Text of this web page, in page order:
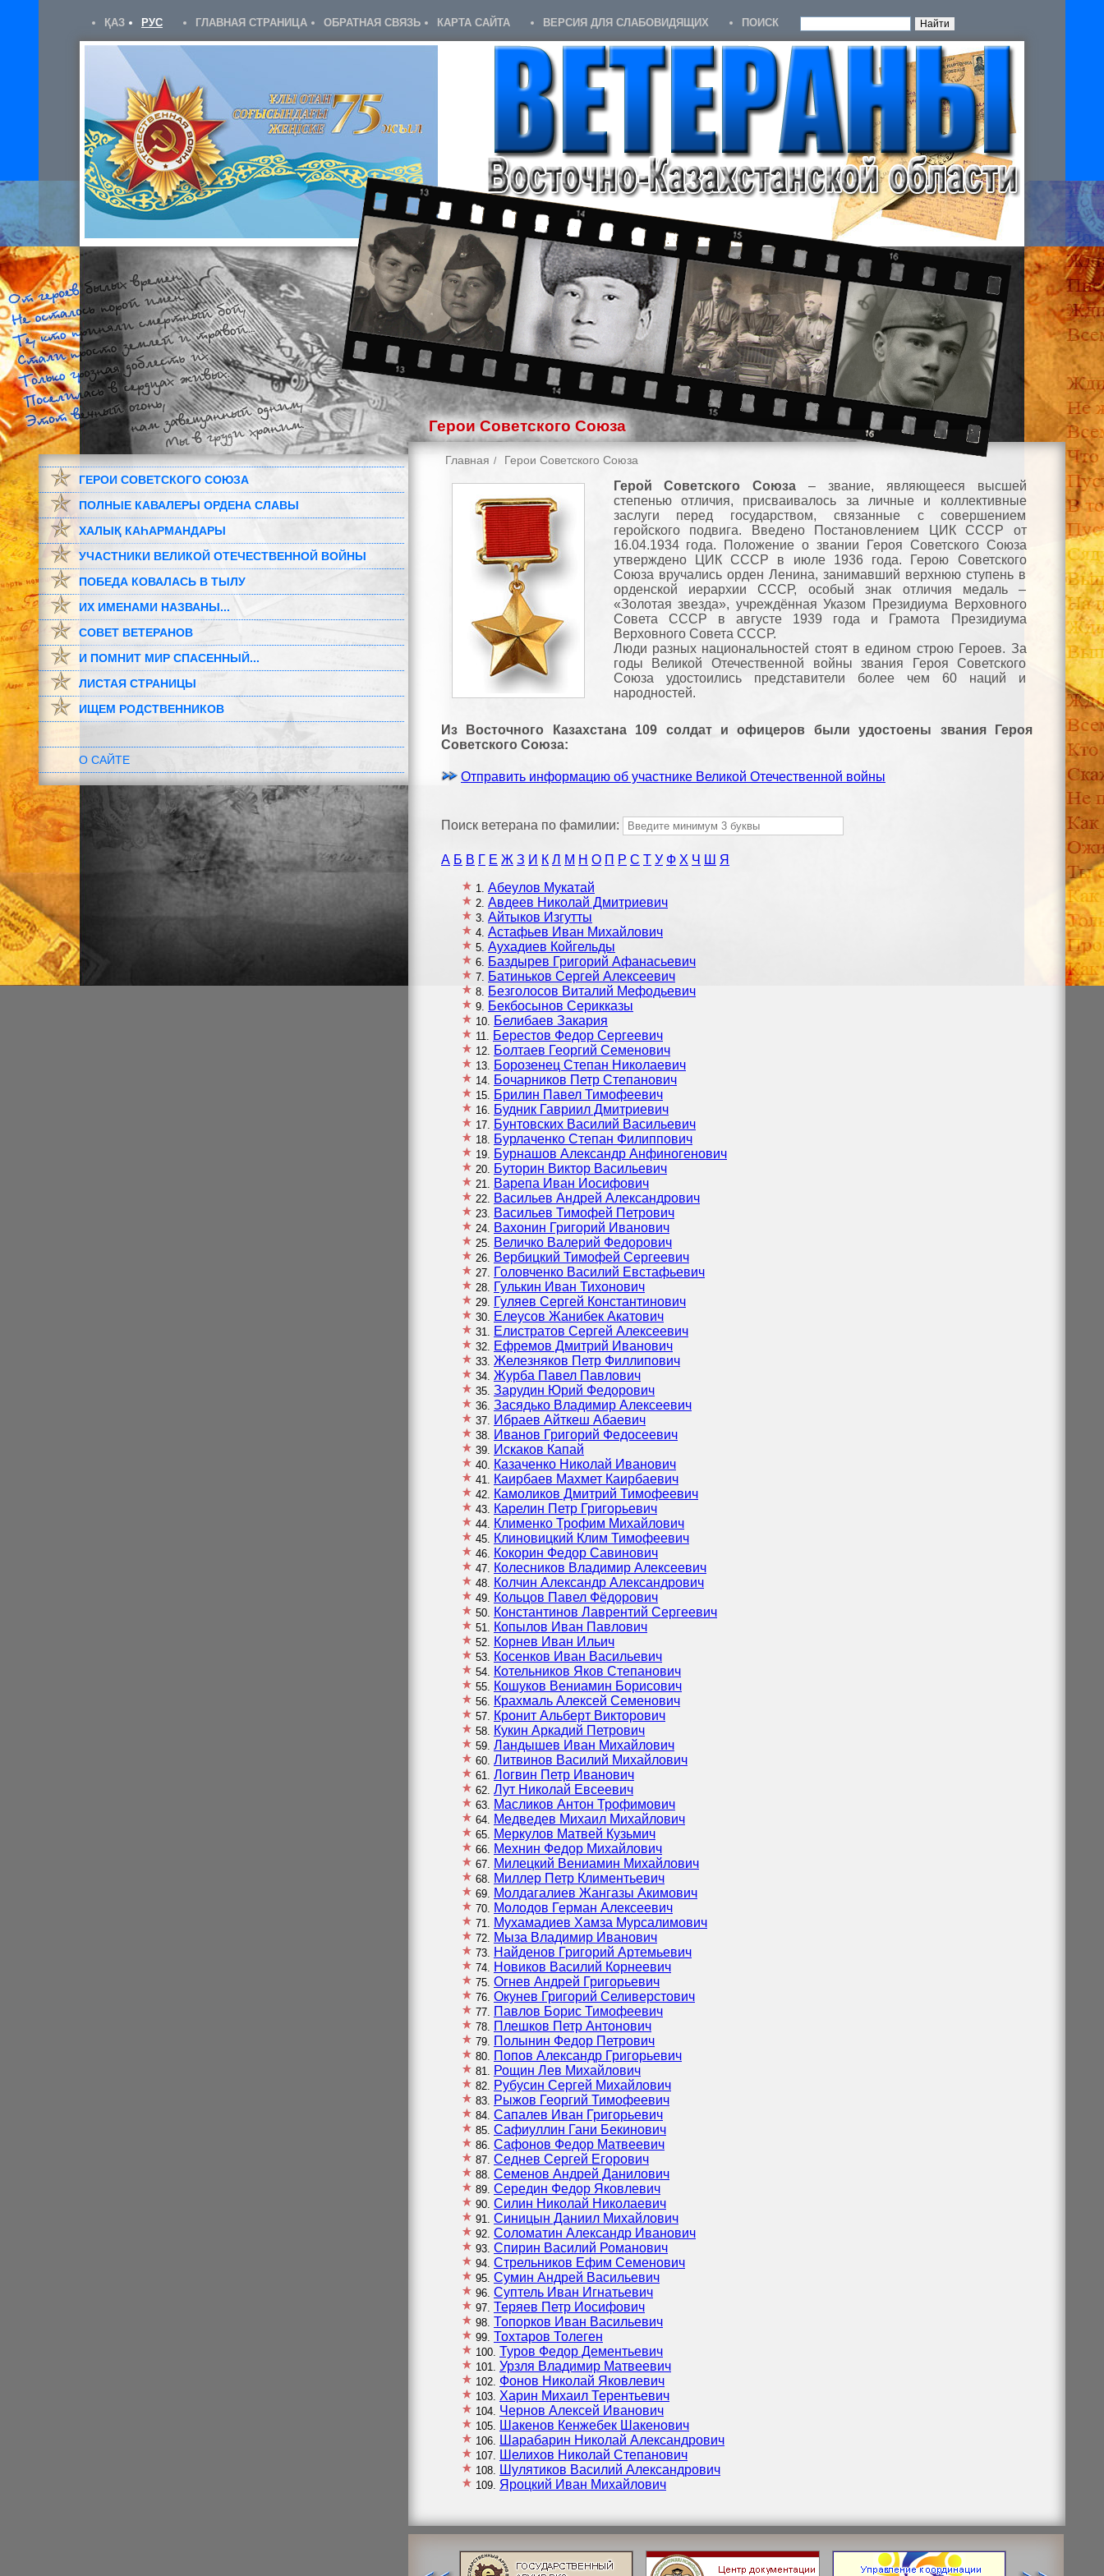
ҚАЗ РУС ГЛАВНАЯ СТРАНИЦА ОБРАТНАЯ СВЯЗЬ КАРТА САЙТА ВЕРСИЯ ДЛЯ СЛАБОВИДЯЩИХ ПОИСК
Герои Советского Союза
ГЕРОИ СОВЕТСКОГО СОЮЗА
ПОЛНЫЕ КАВАЛЕРЫ ОРДЕНА СЛАВЫ
ХАЛЫҚ КАҺАРМАНДАРЫ
УЧАСТНИКИ ВЕЛИКОЙ ОТЕЧЕСТВЕННОЙ ВОЙНЫ
ПОБЕДА КОВАЛАСЬ В ТЫЛУ
ИХ ИМЕНАМИ НАЗВАНЫ...
СОВЕТ ВЕТЕРАНОВ
И ПОМНИТ МИР СПАСЕННЫЙ...
ЛИСТАЯ СТРАНИЦЫ
ИЩЕМ РОДСТВЕННИКОВ
О САЙТЕ
Главная Герои Советского Союза
Герой Советского Союза – звание, являющееся высшей
степенью отличия, присваивалось за личные и коллективные
заслуги перед государством, связанные с совершением
геройского подвига. Введено Постановлением ЦИК СССР от
16.04.1934 года. Положение о звании Героя Советского Союза
утверждено ЦИК СССР в июле 1936 года. Герою Советского
Союза вручались орден Ленина, занимавший верхнюю ступень в
орденской иерархии СССР, особый знак отличия медаль –
«Золотая звезда», учреждённая Указом Президиума Верховного
Совета СССР в августе 1939 года и Грамота Президиума
Верховного Совета СССР.
Люди разных национальностей стоят в едином строю Героев. За
годы Великой Отечественной войны звания Героя Советского
Союза удостоились представители более чем 60 наций и
народностей.
Из Восточного Казахстана 109 солдат и офицеров были удостоены звания Героя
Советского Союза:
Отправить информацию об участнике Великой Отечественной войны
Поиск ветерана по фамилии:
А Б В Г Е Ж З И К Л М Н О П Р С Т У Ф Х Ч Ш Я
1 Абеулов Мукатай
2 Авдеев Николай Дмитриевич
3 Айтыков Изгутты
4 Астафьев Иван Михайлович
5 Аухадиев Койгельды
6 Баздырев Григорий Афанасьевич
7 Батиньков Сергей Алексеевич
8 Безголосов Виталий Мефодьевич
9 Бекбосынов Серикказы
10 Белибаев Закария
11 Берестов Федор Сергеевич
12 Болтаев Георгий Семенович
13 Борозенец Степан Николаевич
14 Бочарников Петр Степанович
15 Брилин Павел Тимофеевич
16 Будник Гавриил Дмитриевич
17 Бунтовских Василий Васильевич
18 Бурлаченко Степан Филиппович
19 Бурнашов Александр Анфиногенович
20 Буторин Виктор Васильевич
21 Варепа Иван Иосифович
22 Васильев Андрей Александрович
23 Васильев Тимофей Петрович
24 Вахонин Григорий Иванович
25 Величко Валерий Федорович
26 Вербицкий Тимофей Сергеевич
27 Головченко Василий Евстафьевич
28 Гулькин Иван Тихонович
29 Гуляев Сергей Константинович
30 Елеусов Жанибек Акатович
31 Елистратов Сергей Алексеевич
32 Ефремов Дмитрий Иванович
33 Железняков Петр Филлипович
34 Журба Павел Павлович
35 Зарудин Юрий Федорович
36 Засядько Владимир Алексеевич
37 Ибраев Айткеш Абаевич
38 Иванов Григорий Федосеевич
39 Искаков Капай
40 Казаченко Николай Иванович
41 Каирбаев Махмет Каирбаевич
42 Камоликов Дмитрий Тимофеевич
43 Карелин Петр Григорьевич
44 Клименко Трофим Михайлович
45 Клиновицкий Клим Тимофеевич
46 Кокорин Федор Савинович
47 Колесников Владимир Алексеевич
48 Колчин Александр Александрович
49 Кольцов Павел Фёдорович
50 Константинов Лаврентий Сергеевич
51 Копылов Иван Павлович
52 Корнев Иван Ильич
53 Косенков Иван Васильевич
54 Котельников Яков Степанович
55 Кошуков Вениамин Борисович
56 Крахмаль Алексей Семенович
57 Кронит Альберт Викторович
58 Кукин Аркадий Петрович
59 Ландышев Иван Михайлович
60 Литвинов Василий Михайлович
61 Логвин Петр Иванович
62 Лут Николай Евсеевич
63 Масликов Антон Трофимович
64 Медведев Михаил Михайлович
65 Меркулов Матвей Кузьмич
66 Мехнин Федор Михайлович
67 Милецкий Вениамин Михайлович
68 Миллер Петр Климентьевич
69 Молдагалиев Жангазы Акимович
70 Молодов Герман Алексеевич
71 Мухамадиев Хамза Мурсалимович
72 Мыза Владимир Иванович
73 Найденов Григорий Артемьевич
74 Новиков Василий Корнеевич
75 Огнев Андрей Григорьевич
76 Окунев Григорий Селиверстович
77 Павлов Борис Тимофеевич
78 Плешков Петр Антонович
79 Полынин Федор Петрович
80 Попов Александр Григорьевич
81 Рощин Лев Михайлович
82 Рубусин Сергей Михайлович
83 Рыжов Георгий Тимофеевич
84 Сапалев Иван Григорьевич
85 Сафиуллин Гани Бекинович
86 Сафонов Федор Матвеевич
87 Седнев Сергей Егорович
88 Семенов Андрей Данилович
89 Середин Федор Яковлевич
90 Силин Николай Николаевич
91 Синицын Даниил Михайлович
92 Соломатин Александр Иванович
93 Спирин Василий Романович
94 Стрельников Ефим Семенович
95 Сумин Андрей Васильевич
96 Суптель Иван Игнатьевич
97 Теряев Петр Иосифович
98 Топорков Иван Васильевич
99 Тохтаров Толеген
100 Туров Федор Дементьевич
101 Урзля Владимир Матвеевич
102 Фонов Николай Яковлевич
103 Харин Михаил Терентьевич
104 Чернов Алексей Иванович
105 Шакенов Кенжебек Шакенович
106 Шарабарин Николай Александрович
107 Шелихов Николай Степанович
108 Шулятиков Василий Александрович
109 Яроцкий Иван Михайлович